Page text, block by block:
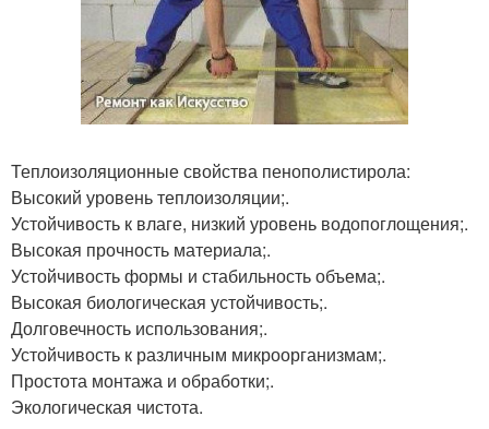
Теплоизоляционные свойства пенополистирола:
Высокий уровень теплоизоляции;.
Устойчивость к влаге, низкий уровень водопоглощения;.
Высокая прочность материала;.
Устойчивость формы и стабильность объема;.
Высокая биологическая устойчивость;.
Долговечность использования;.
Устойчивость к различным микроорганизмам;.
Простота монтажа и обработки;.
Экологическая чистота.